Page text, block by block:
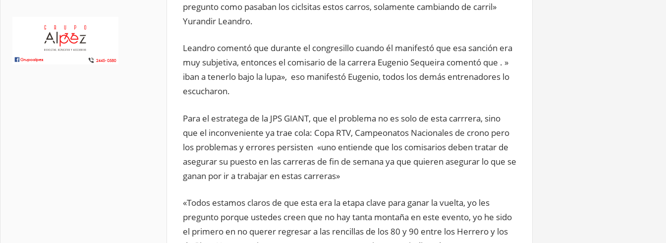
pregunto como pasaban los ciclsitas estos carros, solamente cambiando de carril»
Yurandir Leandro.
Leandro comentó que durante el congresillo cuando él manifestó que esa sanción era
muy subjetiva, entonces el comisario de la carrera Eugenio Sequeira comentó que . »
iban a tenerlo bajo la lupa», eso manifestó Eugenio, todos los demás entrenadores lo
escucharon.
Para el estratega de la JPS GIANT, que el problema no es solo de esta carrrera, sino
que el inconveniente ya trae cola: Copa RTV, Campeonatos Nacionales de crono pero
los problemas y errores persisten «uno entiende que los comisarios deben tratar de
asegurar su puesto en las carreras de fin de semana ya que quieren asegurar lo que se
ganan por ir a trabajar en estas carreras»
«Todos estamos claros de que esta era la etapa clave para ganar la vuelta, yo les
pregunto porque ustedes creen que no hay tanta montaña en este evento, yo he sido
el primero en no querer regresar a las rencillas de los 80 y 90 entre los Herrero y los